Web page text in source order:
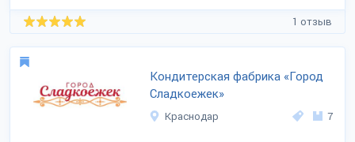
1 отзыв
Кондитерская фабрика «Город
Сладкоежек»
Краснодар 7